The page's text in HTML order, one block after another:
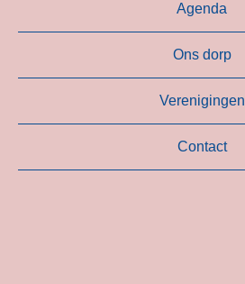
Agenda
Ons dorp
Verenigingen
Contact